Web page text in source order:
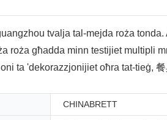
tvalja tal-mejda roża tonda.
roża għadda minn testijiet multipli
ta 'dekorazzjonijiet oħra tat-tieġ,
CHINABRETT